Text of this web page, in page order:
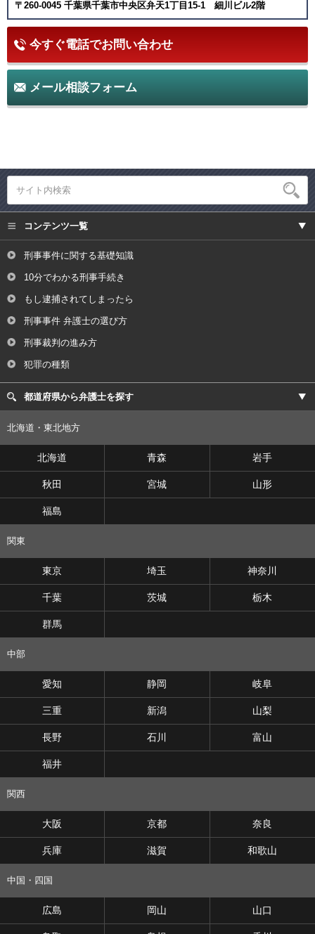
〒260-0045 千葉県千葉市中央区弁天1丁目15-1 細川ビル2階
今すぐ電話でお問い合わせ
メール相談フォーム
コンテンツ一覧
刑事事件に関する基礎知識
10分でわかる刑事手続き
もし逮捕されてしまったら
刑事事件 弁護士の選び方
刑事裁判の進み方
犯罪の種類
都道府県から弁護士を探す
北海道・東北地方
北海道 青森 岩手
秋田 宮城 山形
福島
関東
東京 埼玉 神奈川
千葉 茨城 栃木
群馬
中部
愛知 静岡 岐阜
三重 新潟 山梨
長野 石川 富山
福井
関西
大阪 京都 奈良
兵庫 滋賀 和歌山
中国・四国
広島 岡山 山口